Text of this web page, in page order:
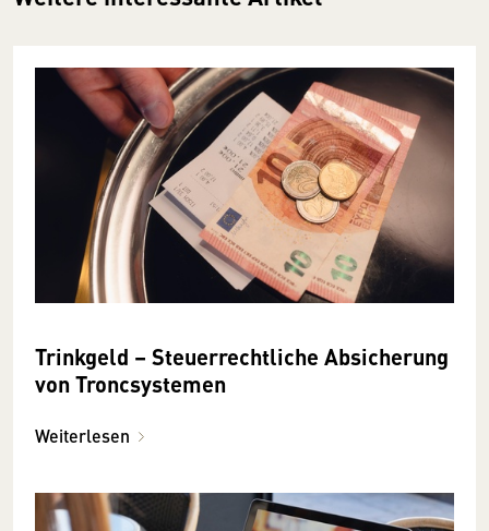
Trinkgeld – Steuerrechtliche Absicherung
von Troncsystemen
Weiterlesen